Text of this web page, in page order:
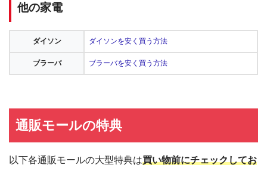
他の家電
ダイソン ダイソンを安く買う方法
ブラーバ ブラーバを安く買う方法
通販モールの特典
以下各通販モールの大型特典は買い物前にチェックしてお